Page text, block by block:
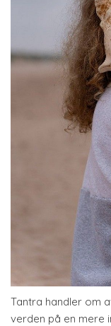
Tantra handler om
verden på en